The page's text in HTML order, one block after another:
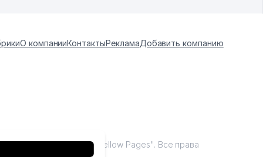
О компанииКонтактыРекламаДобавить компанию
2009 - 2026 / ООО "Yellow Pages". Все права